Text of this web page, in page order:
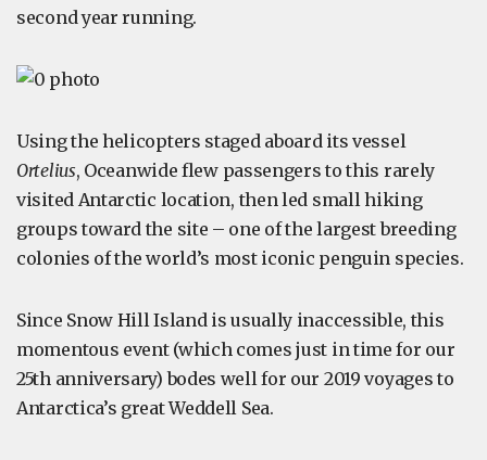
second year running.
Using the helicopters staged aboard its vessel
Ortelius, Oceanwide flew passengers to this rarely
visited Antarctic location, then led small hiking
groups toward the site – one of the largest breeding
colonies of the world’s most iconic penguin species.
Since Snow Hill Island is usually inaccessible, this
momentous event (which comes just in time for our
25th anniversary) bodes well for our 2019 voyages to
Antarctica’s great Weddell Sea.